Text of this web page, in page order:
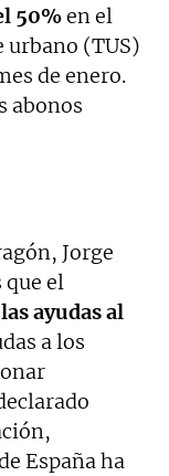
50%en el
(TUS)
de enero.
abonos
Jorge
que el
ayudas al
a los
España ha